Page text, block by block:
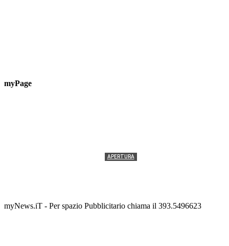
myPage
APERTURA
myNews.iT - Per spazio Pubblicitario chiama il 393.5496623